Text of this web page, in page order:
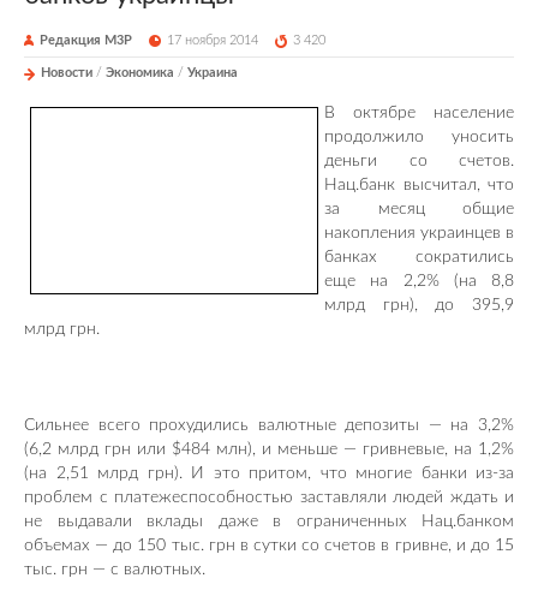
Редакция М3Р 17 ноября 2014 3 420
Новости / Экономика / Украина
В октябре население
продолжило уносить
деньги со счетов.
Нац.банк высчитал, что
за месяц общие
накопления украинцев в
банках сократились
еще на 2,2% (на 8,8
млрд грн), до 395,9
млрд грн.
Сильнее всего прохудились валютные депозиты — на 3,2%
(6,2 млрд грн или $484 млн), и меньше — гривневые, на 1,2%
(на 2,51 млрд грн). И это притом, что многие банки из-за
проблем с платежеспособностью заставляли людей ждать и
не выдавали вклады даже в ограниченных Нац.банком
объемах — до 150 тыс. грн в сутки со счетов в гривне, и до 15
тыс. грн — с валютных.